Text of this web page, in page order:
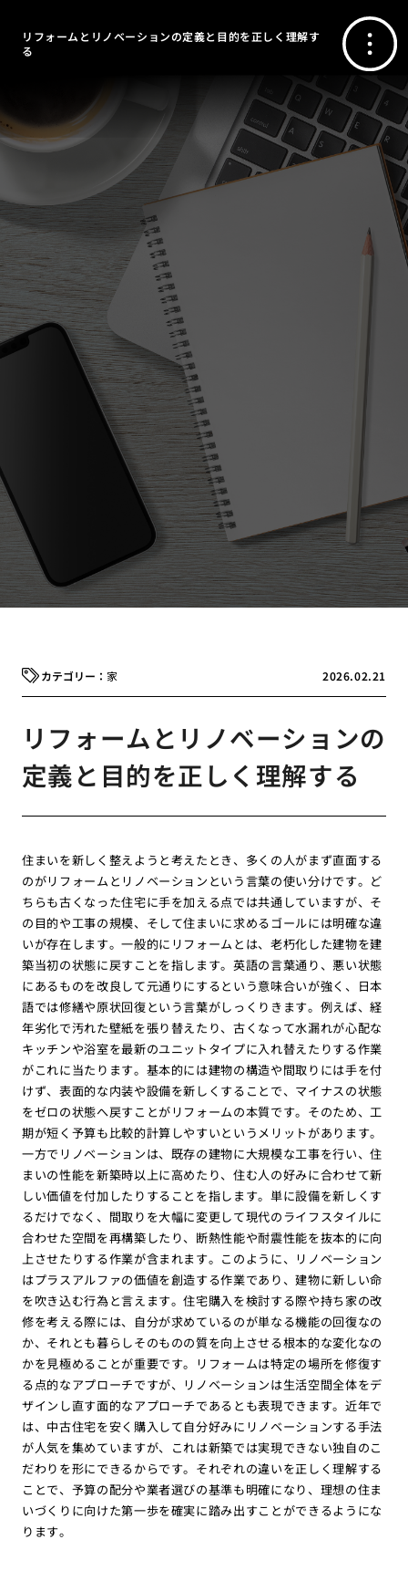
リフォームとリノベーションの定義と目的を正しく理解す
る
2026.02.21
家
リフォームとリノベーションの
定義と目的を正しく理解する
住まいを新しく整えようと考えたとき、多くの人がまず直面する
のがリフォームとリノベーションという言葉の使い分けです。ど
ちらも古くなった住宅に手を加える点では共通していますが、そ
の目的や工事の規模、そして住まいに求めるゴールには明確な違
いが存在します。一般的にリフォームとは、老朽化した建物を建
築当初の状態に戻すことを指します。英語の言葉通り、悪い状態
にあるものを改良して元通りにするという意味合いが強く、日本
語では修繕や原状回復という言葉がしっくりきます。例えば、経
年劣化で汚れた壁紙を張り替えたり、古くなって水漏れが心配な
キッチンや浴室を最新のユニットタイプに入れ替えたりする作業
がこれに当たります。基本的には建物の構造や間取りには手を付
けず、表面的な内装や設備を新しくすることで、マイナスの状態
をゼロの状態へ戻すことがリフォームの本質です。そのため、工
期が短く予算も比較的計算しやすいというメリットがあります。
一方でリノベーションは、既存の建物に大規模な工事を行い、住
まいの性能を新築時以上に高めたり、住む人の好みに合わせて新
しい価値を付加したりすることを指します。単に設備を新しくす
るだけでなく、間取りを大幅に変更して現代のライフスタイルに
合わせた空間を再構築したり、断熱性能や耐震性能を抜本的に向
上させたりする作業が含まれます。このように、リノベーション
はプラスアルファの価値を創造する作業であり、建物に新しい命
を吹き込む行為と言えます。住宅購入を検討する際や持ち家の改
修を考える際には、自分が求めているのが単なる機能の回復なの
か、それとも暮らしそのものの質を向上させる根本的な変化なの
かを見極めることが重要です。リフォームは特定の場所を修復す
る点的なアプローチですが、リノベーションは生活空間全体をデ
ザインし直す面的なアプローチであるとも表現できます。近年で
は、中古住宅を安く購入して自分好みにリノベーションする手法
が人気を集めていますが、これは新築では実現できない独自のこ
だわりを形にできるからです。それぞれの違いを正しく理解する
ことで、予算の配分や業者選びの基準も明確になり、理想の住ま
いづくりに向けた第一歩を確実に踏み出すことができるようにな
ります。